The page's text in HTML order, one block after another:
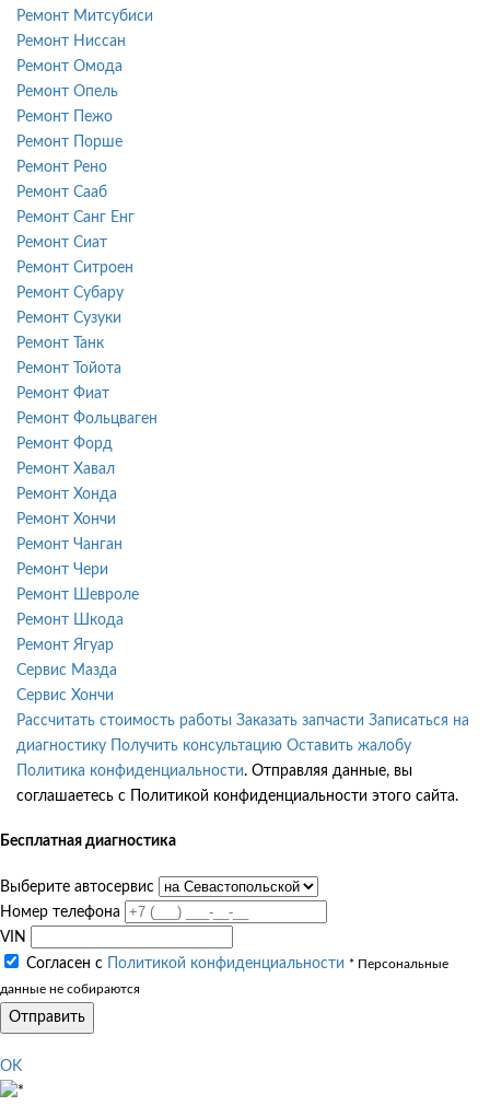
Ремонт Митсубиси
Ремонт Ниссан
Ремонт Омода
Ремонт Опель
Ремонт Пежо
Ремонт Порше
Ремонт Рено
Ремонт Сааб
Ремонт Санг Енг
Ремонт Сиат
Ремонт Ситроен
Ремонт Субару
Ремонт Сузуки
Ремонт Танк
Ремонт Тойота
Ремонт Фиат
Ремонт Фольцваген
Ремонт Форд
Ремонт Хавал
Ремонт Хонда
Ремонт Хончи
Ремонт Чанган
Ремонт Чери
Ремонт Шевроле
Ремонт Шкода
Ремонт Ягуар
Сервис Мазда
Сервис Хончи
Рассчитать стоимость работы Заказать запчасти Записаться на
диагностику
Получить консультацию Оставить жалобу
Политика конфиденциальности. Отправляя данные, вы
соглашаетесь с Политикой конфиденциальности этого сайта.
Бесплатная диагностика
Выберите автосервис
Номер телефона
VIN
Согласен с
Политикой конфиденциальности * Персональные
данные не собираются
Отправить
OK